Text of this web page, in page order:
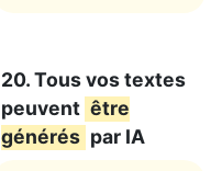
20. Tous vos textes
peuvent être
générés par IA